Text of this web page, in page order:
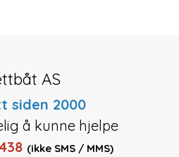
AS
siden 2000
å kunne hjelpe
(ikke SMS / MMS)